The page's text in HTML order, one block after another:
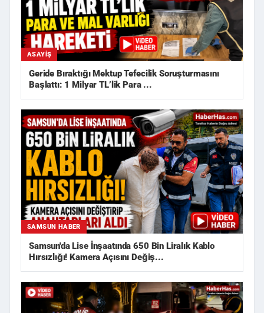
ASAYIŞ
Geride Bıraktığı Mektup Tefecilik Soruşturmasını
Başlattı: 1 Milyar TL’lik Para ...
SAMSUN HABER
Samsun'da Lise İnşaatında 650 Bin Liralık Kablo
Hırsızlığı! Kamera Açısını Değiş...